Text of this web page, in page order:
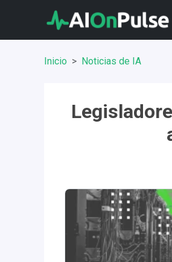
Inicio Noticias de IA